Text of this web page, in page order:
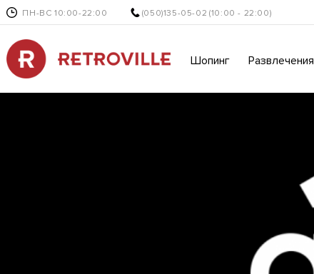
ПН-ВС 10:00-22:00 (050)135-05-02 (10:00 - 22:00)
Шопинг Развлечения